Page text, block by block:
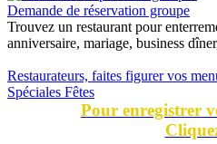
Demande de réservation groupe
Trouvez un restaurant pour
anniversaire, mariage, business
Restaurateurs, faites figurer vos
Spéciales Fêtes
Pour enregistrer